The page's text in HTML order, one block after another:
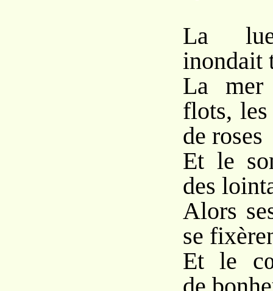
La
inondait
La mer
flots,
de roses
Et le
des
Alors
se
Et le